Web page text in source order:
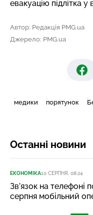
евакуацію підлітка
Автор: Редакція PMG.ua
Джерело: PMG.ua
медики порятунок
Останні новини
ЕКОНОМІКА10 СЕРПНЯ, 08:24
Зв’язок на телефоні
серпня мобільний